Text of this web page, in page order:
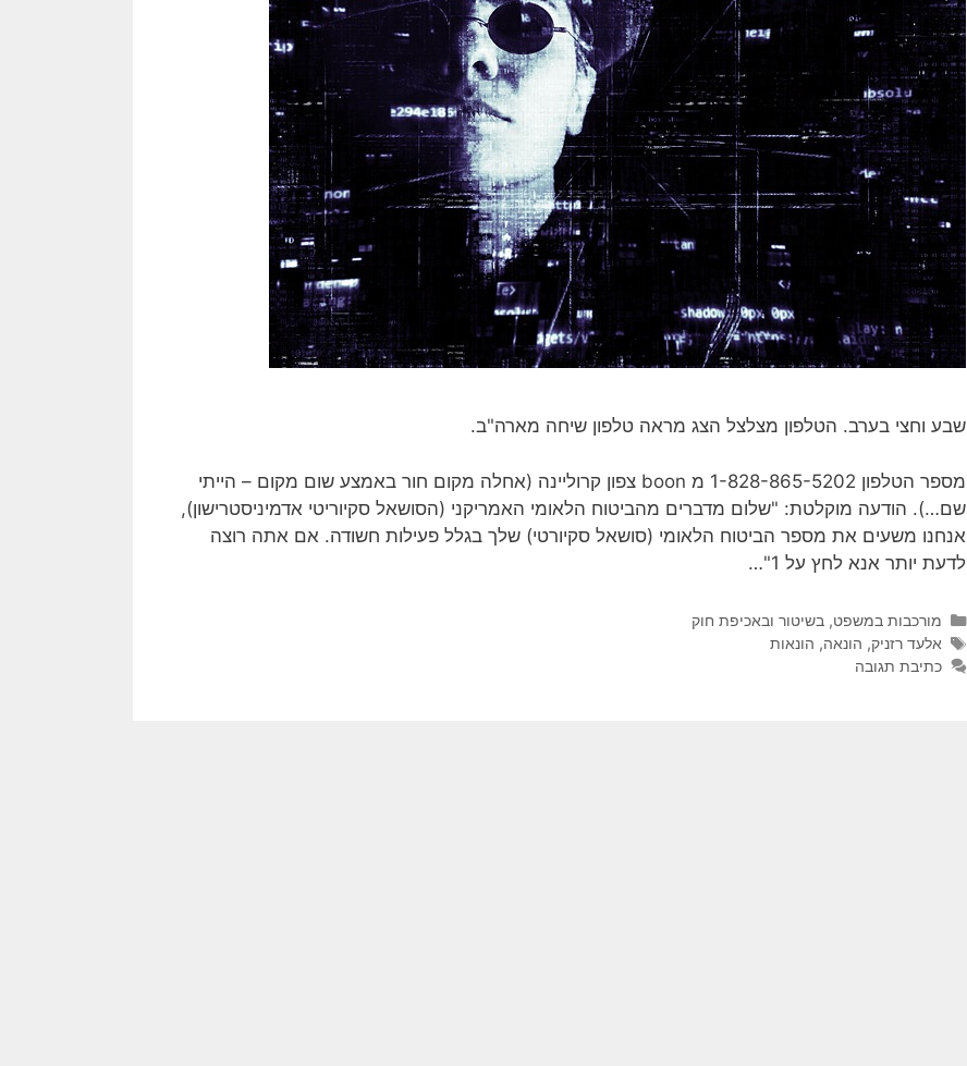
שבע וחצי בערב. הטלפון מצלצל הצג מראה טלפון שיחה מארה"ב.
מספר הטלפון 1-828-865-5202 מ boon צפון קרוליינה (אחלה מקום חור באמצע שום מקום – הייתי
שם…). הודעה מוקלטת: "שלום מדברים מהביטוח הלאומי האמריקני (הסושאל סקיוריטי אדמיניסטרישון),
אנחנו משעים את מספר הביטוח הלאומי (סושאל סקיורטי) שלך בגלל פעילות חשודה. אם אתה רוצה
לדעת יותר אנא לחץ על 1"…
קטגוריות
מורכבות במשפט, בשיטור ובאכיפת חוק
תגיות
אלעד רזניק, הונאה, הונאות
כתיבת תגובה